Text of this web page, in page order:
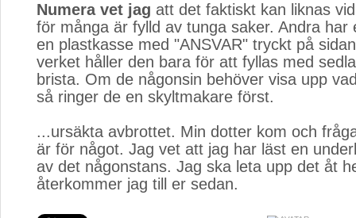
Numera vet jag att det faktiskt kan liknas
för många är fylld av tunga saker. Andra har
en plastkasse med "ANSVAR" tryckt på
verket håller den bara för att fyllas med
brista. Om de någonsin behöver visa upp
så ringer de en skyltmakare först.
...ursäkta avbrottet. Min dotter kom och
är för något. Jag vet att jag har läst en
av det någonstans. Jag ska leta upp det åt
återkommer jag till er sedan.